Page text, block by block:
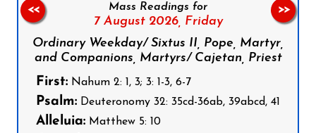
Mass Readings for
7 August 2026, Friday
Ordinary Weekday/ Sixtus II, Pope, Martyr,
and Companions, Martyrs/ Cajetan, Priest
First: Nahum 2: 1, 3; 3: 1-3, 6-7
Psalm: Deuteronomy 32: 35cd-36ab, 39abcd, 41
Alleluia: Matthew 5: 10
<< >>